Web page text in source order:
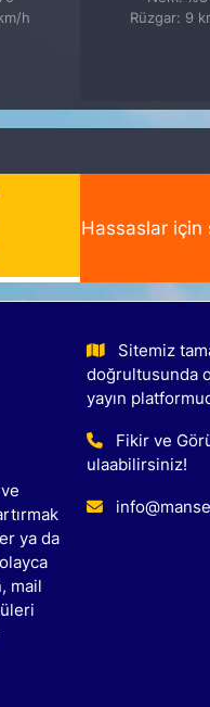
h
Rüzgar: 9
Hassaslar için
ya da
mail
Sitemiz
doğrultusunda
yayın
Fikir ve
ulaabilirsiniz!